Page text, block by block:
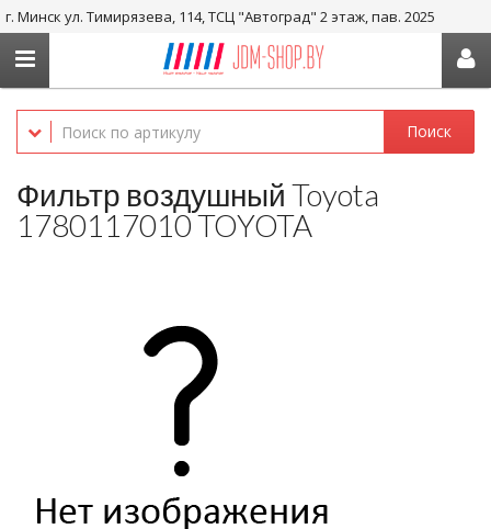
г. Минск ул. Тимирязева, 114, ТСЦ "Автоград" 2 этаж, пав. 2025
+375 29-656-05-36, +375 29-238-05-36
Поиск
Фильтр воздушный Toyota
1780117010 TOYOTA